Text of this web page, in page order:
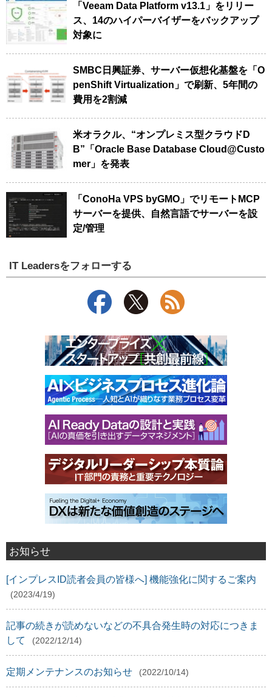
「Veeam Data Platform v13.1」をリリー
ス、14のハイパーバイザーをバックアップ
対象に
SMBC日興証券、サーバー仮想化基盤を「O
penShift Virtualization」で刷新、5年間の
費用を2割減
米オラクル、“オンプレミス型クラウドD
B”「Oracle Base Database Cloud@Custo
mer」を発表
「ConoHa VPS byGMO」でリモートMCP
サーバーを提供、自然言語でサーバーを設
定/管理
IT Leadersをフォローする
お知らせ
[インプレスID読者会員の皆様へ] 機能強化に関するご案内
(2023/4/19)
記事の続きが読めないなどの不具合発生時の対応につきま
して
(2022/12/14)
定期メンテナンスのお知らせ (2022/10/14)